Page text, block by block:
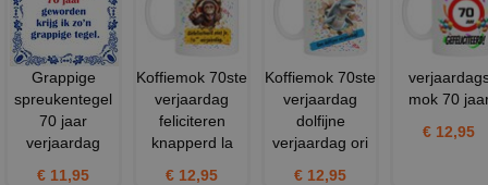
Grappige
spreukentegel
70 jaar
verjaardag
€ 11,95
Koffiemok 70ste
verjaardag
feliciteren
knapperd la
€ 12,95
Koffiemok 70ste
verjaardag
dolfijne
verjaardag ori
€ 12,95
mok 70
€ 12,95